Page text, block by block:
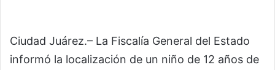
Ciudad Juárez.– La Fiscalía General del Estado
informó la localización de un niño de 12 años de